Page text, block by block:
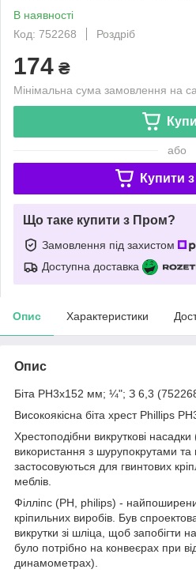
В наявності
Код: 752268
Роздріб
174 ₴
Мінімальна сума замовлення на
або
Купити з
Що таке купити з Пром?
Замовлення під захистом
Доступна доставка
Опис Характеристики
Опис
Біта РН3х152 мм; ¼"; З 6,3
Високоякісна біта хрест Phillips
Хрестоподібни викруткові насадки
використання з шурупокрутами та
застосовуються для гвинтових
меблів.
Філліпс (PH, philips) -
кріпильних виробів. Був
викрутки зі шліца, щоб запобігти
було потрібно на конвеєрах при
динамометрах).